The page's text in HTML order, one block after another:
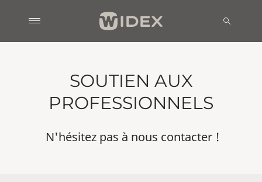
SOUTIEN AUX
PROFESSIONNELS
N'hésitez pas à nous contacter !